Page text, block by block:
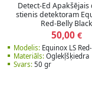
Detect-Ed Apakšējais
stienis detektoram
Red-Belly Black
50,00 €
Modelis:Equinox LS
Materiāls:Oglekļšķiedra
Svars:50 gr